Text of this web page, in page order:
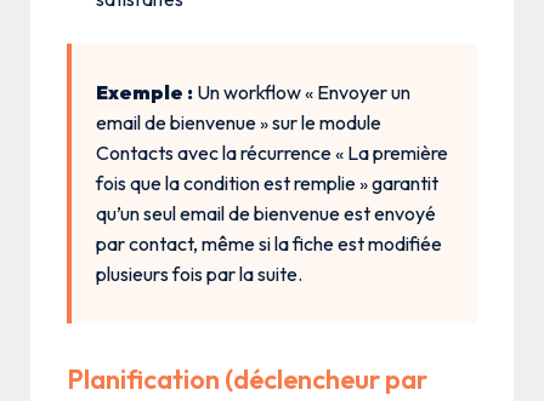
Exemple : Un workflow « Envoyer un
email de bienvenue » sur le module
Contacts avec la récurrence « La première
fois que la condition est remplie » garantit
qu’un seul email de bienvenue est envoyé
par contact, même si la fiche est modifiée
plusieurs fois par la suite.
Planification (déclencheur par